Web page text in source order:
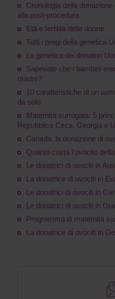
Cronologia della
alla post-procedura
Età e fertilità delle donne
Tutti i pregi della genetica
La genetica dei donatori
Sapevate che i bambini
madre?
10 caratteristiche di un
da solo
Maternità surrogata: 5
Repubblica Ceca, Georgia e
Canada: la donazione di
Quanto costa l’ovocito
Le donatrici di ovociti in
La donatrice di ovociti in
Le donatrici di ovociti in
Le donatrici di ovociti in
Programma di maternità
La donatrice di ovociti in